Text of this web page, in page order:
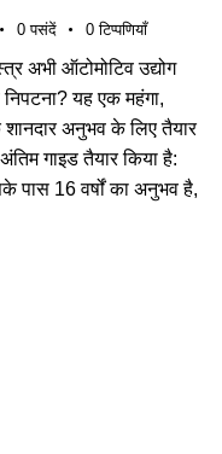
0 पसंदें 0 टिप्पणियाँ
अभी ऑटोमोटिव उद्योग
यह एक महंगा,
अनुभव के लिए तैयार
गाइड तैयार किया है:
पास 16 वर्षों का अनुभव है,